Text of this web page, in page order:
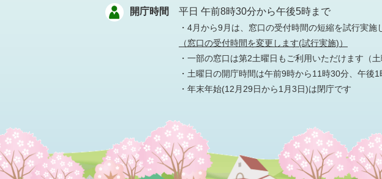
開庁時間 平日 午前8時30分から午後5時まで
・4月から9月は、窓口の受付時間の短縮を試行実施
（窓口の受付時間を変更します(試行実施)）
・一部の窓口は第2土曜日もご利用いただけます （
・土曜日の開庁時間は午前9時から11時30分、午後
・年末年始(12月29日から1月3日)は閉庁です